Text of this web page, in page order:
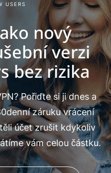
USERS
nový
verzi
bez rizika
Pořiďte si ji dnes a
záruku vrácení
účet zrušit kdykoliv
vám celou částku.